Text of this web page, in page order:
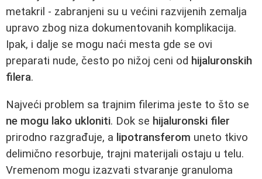
metakril - zabranjeni su u većini razvijenih zemalja
upravo zbog niza dokumentovanih komplikacija.
Ipak, i dalje se mogu naći mesta gde se ovi
preparati nude, često po nižoj ceni od hijaluronskih
filera.
Najveći problem sa trajnim filerima jeste to što se
ne mogu lako ukloniti. Dok se hijaluronski filer
prirodno razgrađuje, a lipotransferom uneto tkivo
delimično resorbuje, trajni materijali ostaju u telu.
Vremenom mogu izazvati stvaranje granuloma